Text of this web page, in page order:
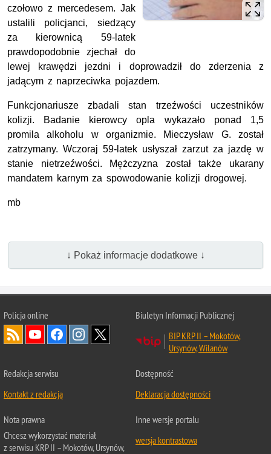
czołowo z mercedesem. Jak
ustalili policjanci, siedzący
za kierownicą 59-latek
prawdopodobnie zjechał do
lewej krawędzi jezdni i doprowadził do zderzenia z
jadącym z naprzeciwka pojazdem.
Funkcjonariusze zbadali stan trzeźwości uczestników
kolizji. Badanie kierowcy opla wykazało ponad 1,5
promila alkoholu w organizmie. Mieczysław G. został
zatrzymany. Wczoraj 59-latek usłyszał zarzut za jazdę w
stanie nietrzeźwości. Mężczyzna został także ukarany
mandatem karnym za spowodowanie kolizji drogowej.
mb
↓ Pokaż informacje dodatkowe ↓
Policja online
Biuletyn Informacji Publicznej
BIP KRP II – Mokotów,
Ursynów, Wilanów
Redakcja serwisu
Kontakt z redakcją
Dostępność
Deklaracja dostępności
Nota prawna
Chcesz wykorzystać materiał
z serwisu KRP II – Mokotów, Ursynów,
Inne wersje portalu
wersja kontrastowa